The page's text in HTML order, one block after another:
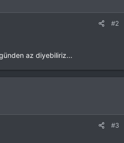
#2
az diyebiliriz...
#3